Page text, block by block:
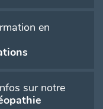
en
sur notre